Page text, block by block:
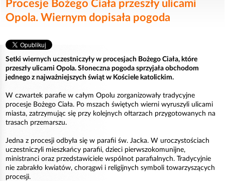
Procesje Bożego Ciała przeszły ulicami
Opola. Wiernym dopisała pogoda
Setki wiernych uczestniczyły w procesjach Bożego Ciała, które
przeszły ulicami Opola. Słoneczna pogoda sprzyjała obchodom
jednego z najważniejszych świąt w Kościele katolickim.
W czwartek parafie w całym Opolu zorganizowały tradycyjne
procesje Bożego Ciała. Po mszach świętych wierni wyruszyli ulicami
miasta, zatrzymując się przy kolejnych ołtarzach przygotowanych na
trasach przemarszu.
Jedna z procesji odbyła się w parafii św. Jacka. W uroczystościach
uczestniczyli mieszkańcy parafii, dzieci pierwszokomunijne,
ministranci oraz przedstawiciele wspólnot parafialnych. Tradycyjnie
nie zabrakło kwiatów, chorągwi i religijnych symboli towarzyszących
procesji.